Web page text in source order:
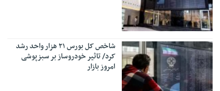
شاخص کل بورس ۲۱ هزار واحد رشد
کرد/ تاثیر خودروساز بر سبزپوشی
امروز بازار